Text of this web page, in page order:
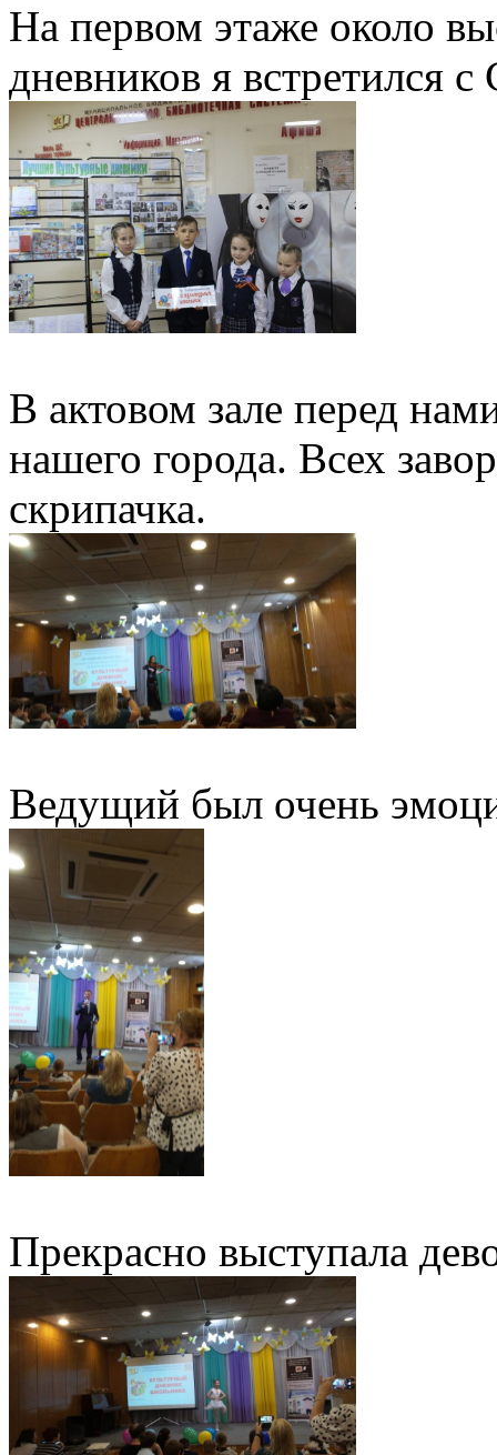
На первом этаже около
дневников я встретился
В актовом зале перед
нашего города. Всех
скрипачка.
Ведущий был очень
Прекрасно выступала